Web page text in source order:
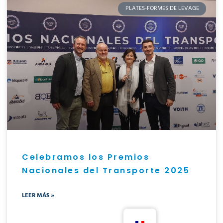
PLATES-FORMES DE LEVAGE
Celebramos los Premios
Nacionales del Transporte 2025
LEER MÁS »